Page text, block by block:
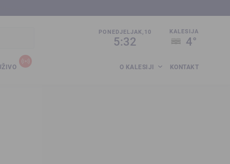
PONEDJELJAK,10
5:32
KALESIJA
4°
O KALESIJI KONTAKT